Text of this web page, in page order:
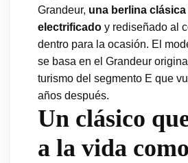
Grandeur, una berlina
electrificado y rediseñado al
dentro para la ocasión. El
se basa en el Grandeur
turismo del segmento E que
años después.
Un clásico
a la vida